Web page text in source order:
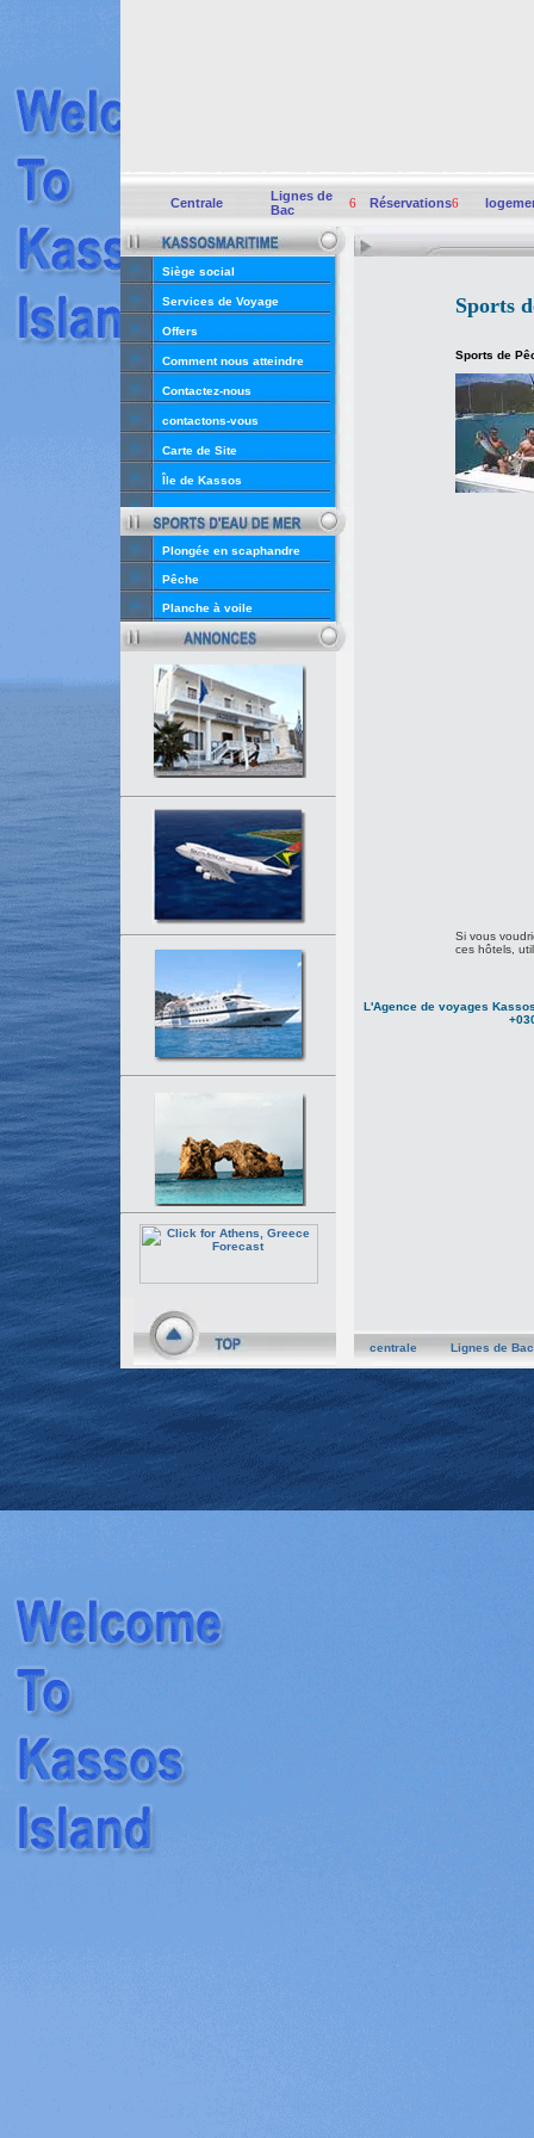
Centrale
Lignes de
Bac
6 Réservations6
Siège social
Sports
Sports de
Si vous
ces hôtels,
L'Agence de voyages
Services de Voyage
Offers
Comment nous atteindre
Contactez-nous
contactons-vous
Carte de Site
Île de Kassos
Plongée en scaphandre
Pêche
Planche à voile
centrale Lignes de Bac